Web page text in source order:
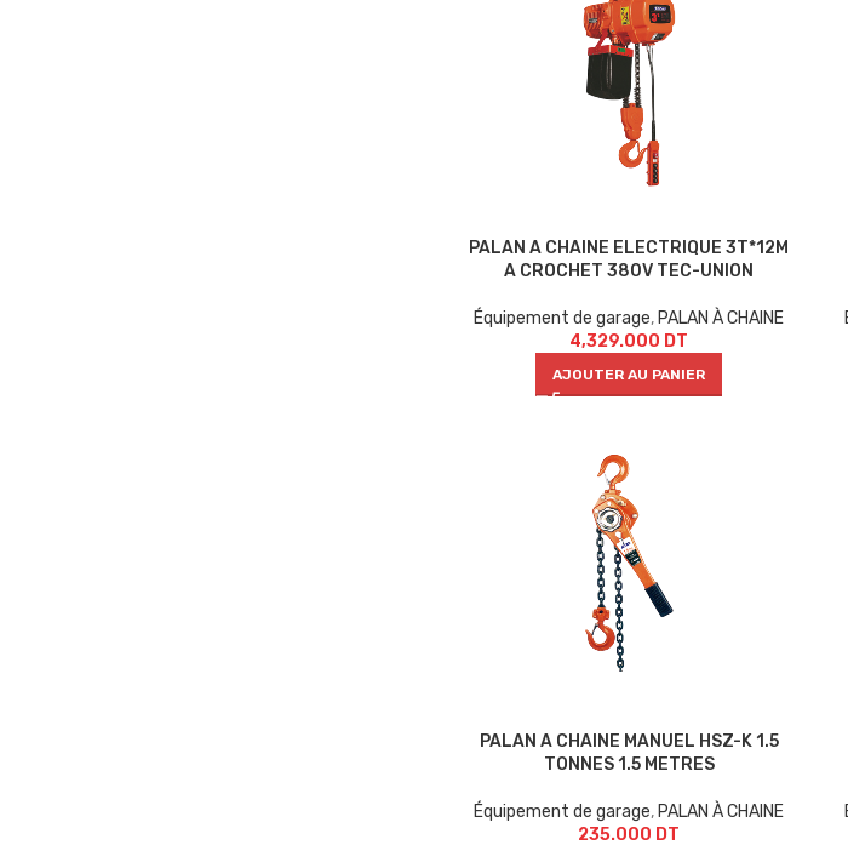
PALAN A CHAINE ELECTRIQUE 3T*12M
A CROCHET 380V TEC-UNION
Équipement de garage, PALAN À CHAINE
4,329.000 DT
AJOUTER AU PANIER
PALAN A CHAINE MANUEL HSZ-K 1.5
TONNES 1.5 METRES
Équipement de garage, PALAN À CHAINE
235.000 DT